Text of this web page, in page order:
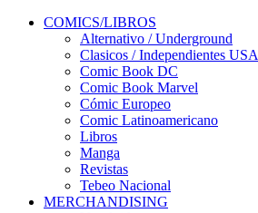
COMICS/LIBROS
Alternativo / Underground
Clasicos / Independientes USA
Comic Book DC
Comic Book Marvel
Cómic Europeo
Comic Latinoamericano
Libros
Manga
Revistas
Tebeo Nacional
MERCHANDISING